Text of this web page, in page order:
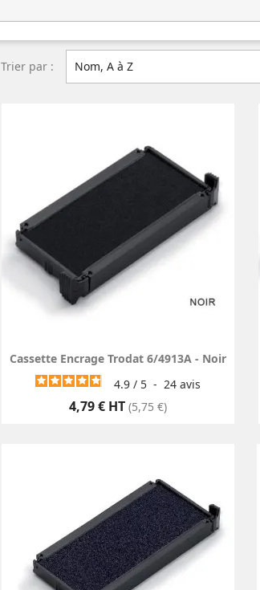
Trier par : Nom, A à Z
Cassette Encrage Trodat 6/4913A - Noir
4.9 / 5 - 24 avis
Prix
4,79 € HT (5,75 €)